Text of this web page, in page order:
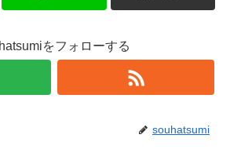
をフォローする
souhatsumi